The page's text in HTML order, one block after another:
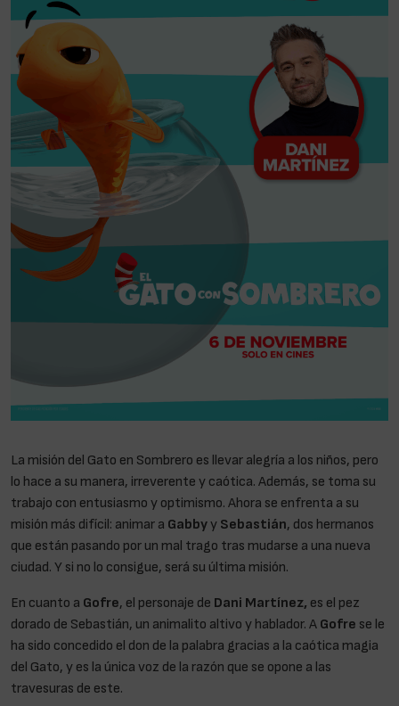
La misión del Gato en Sombrero es llevar alegría a los niños, pero
lo hace a su manera, irreverente y caótica. Además, se toma su
trabajo con entusiasmo y optimismo. Ahora se enfrenta a su
misión más difícil: animar a Gabbyy Sebastián, dos hermanos
que están pasando por un mal trago tras mudarse a una nueva
ciudad. Y si no lo consigue, será su última misión.
En cuanto a Gofre, el personaje de Dani Martínez, es el pez
dorado de Sebastián, un animalito altivo y hablador. A Gofre se le
ha sido concedido el don de la palabra gracias a la caótica magia
del Gato, y es la única voz de la razón que se opone a las
travesuras de este.